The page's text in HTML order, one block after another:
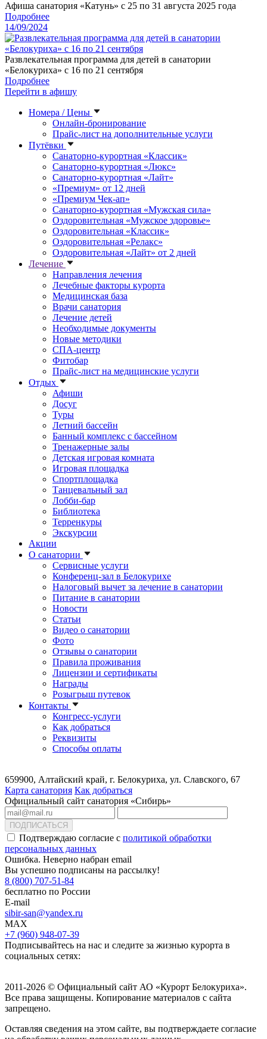
Афиша санатория «Катунь» с 25 по 31 августа 2025 года
Подробнее
14/09/2024
Развлекательная программа для детей в санатории
«Белокуриха» с 16 по 21 сентября
Подробнее
Перейти в афишу
Номера / Цены
Онлайн-бронирование
Прайс-лист на дополнительные услуги
Путёвки
Санаторно-курортная «Классик»
Санаторно-курортная «Люкс»
Санаторно-курортная «Лайт»
«Премиум» от 12 дней
«Премиум Чек-ап»
Санаторно-курортная «Мужская сила»
Оздоровительная «Мужское здоровье»
Оздоровительная «Классик»
Оздоровительная «Релакс»
Оздоровительная «Лайт» от 2 дней
Лечение
Направления лечения
Лечебные факторы курорта
Медицинская база
Врачи санатория
Лечение детей
Необходимые документы
Новые методики
СПА-центр
Фитобар
Прайс-лист на медицинские услуги
Отдых
Афиши
Досуг
Туры
Летний бассейн
Банный комплекс с бассейном
Тренажерные залы
Детская игровая комната
Игровая площадка
Спортплощадка
Танцевальный зал
Лобби-бар
Библиотека
Терренкуры
Экскурсии
Акции
О санатории
Сервисные услуги
Конференц-зал в Белокурихе
Налоговый вычет за лечение в санатории
Питание в санатории
Новости
Статьи
Видео о санатории
Фото
Отзывы о санатории
Правила проживания
Лицензии и сертификаты
Награды
Розыгрыш путевок
Контакты
Конгресс-услуги
Как добраться
Реквизиты
Способы оплаты
659900, Алтайский край, г. Белокуриха, ул. Славского, 67
Карта санатория Как добраться
Официальный сайт санатория «Сибирь»
ПОДПИСАТЬСЯ
Подтверждаю согласие с политикой обработки
персональных данных
Ошибка. Неверно набран email
Вы успешно подписаны на рассылку!
8 (800) 707-51-84
бесплатно по России
E-mail
sibir-san@yandex.ru
MAX
+7 (960) 948-07-39
Подписывайтесь на нас и следите за жизнью курорта в
социальных сетях:
2011-2026 © Официальный сайт АО «Курорт Белокуриха».
Все права защищены. Копирование материалов с сайта
запрещено.
Оставляя сведения на этом сайте, вы подтверждаете согласие